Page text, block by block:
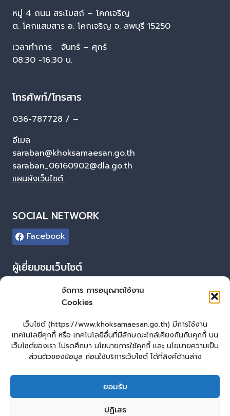
จัดการ การอนุญาตใช้งาน
Cookies
เว็บไซต์ (https://www.khoksamaesan.go.th) มีการใช้งาน
เทคโนโลยีคุกกี้ หรือ เทคโนโลยีอื่นที่มีลักษณะใกล้เคียงกันกับคุกกี้ บน
เว็บไซต์ของเรา โปรดศึกษา นโยบายการใช้คุกกี้ และ นโยบายความเป็น
ส่วนตัวของข้อมูล ก่อนใช้บริการเว็บไซต์ ได้ที่ลิงค์ด้านล่าง
ยอมรับ
ปฏิเสธ
หมู่ 4 ถนน สระโบสถ์ – โคกเจริญ
ต. โคกแสมสาร อ. โคกเจริญ จ. ลพบุรี 15250
เวลาทำการ จันทร์ – ศุกร์
08:30 -16:30 น.
โทรศัพท์/โทรสาร
036-787728 / –
อีเมล
saraban@khoksamaesan.go.th
saraban_06160902@dla.go.th
แผนผังเว็บไซต์
SOCIAL NETWORK
Facebook
ผู้เยี่ยมชมเว็บไซต์
5
เข้าสู่ระบบ
จัดทำเว็บไซต์
LopburiWebDesign.co
ยื่นแบบคำร้องทั่วไป